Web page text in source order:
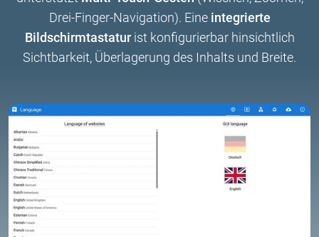
Drei-Finger-Navigation). Eine integrierte
Bildschirmtastaturist konfigurierbar hinsichtlich
Sichtbarkeit, Überlagerung des Inhalts und Breite.